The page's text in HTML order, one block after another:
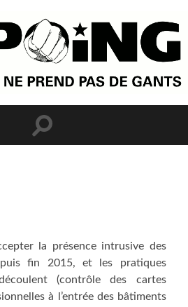
la présence intrusive des
fin 2015, et les pratiques
(contrôle des cartes
à l’entrée des bâtiments